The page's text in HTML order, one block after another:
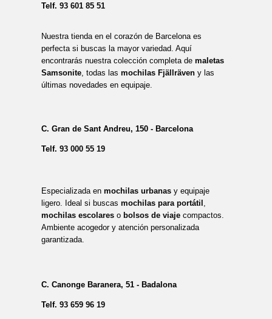
Telf. 93 601 85 51
Nuestra tienda en el corazón de Barcelona es
perfecta si buscas la mayor variedad. Aquí
encontrarás nuestra colección completa de maletas
Samsonite, todas las mochilas Fjällräveny las
últimas novedades en equipaje.
C. Gran de Sant Andreu, 150 - Barcelona
Telf. 93 000 55 19
Especializada en mochilas urbanasy equipaje
ligero. Ideal si buscas mochilas para portátil
mochilas escolareso bolsos de viajecompactos.
Ambiente acogedor y atención personalizada
garantizada.
C. Canonge Baranera, 51 - Badalona
Telf. 93 659 96 19